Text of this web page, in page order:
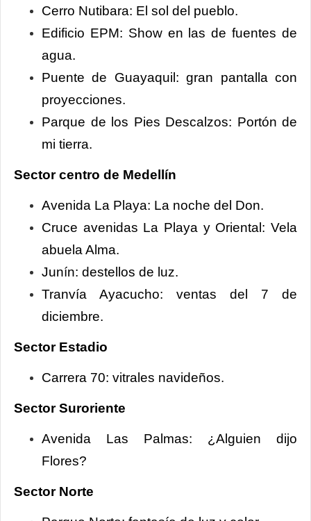
Cerro Nutibara: El sol del pueblo.
Edificio EPM: Show en las de fuentes de
agua.
Puente de Guayaquil: gran pantalla con
proyecciones.
Parque de los Pies Descalzos: Portón de
mi tierra.
Sector centro de Medellín
Avenida La Playa: La noche del Don.
Cruce avenidas La Playa y Oriental: Vela
abuela Alma.
Junín: destellos de luz.
Tranvía Ayacucho: ventas del 7 de
diciembre.
Sector Estadio
Carrera 70: vitrales navideños.
Sector Suroriente
Avenida Las Palmas: ¿Alguien dijo
Flores?
Sector Norte